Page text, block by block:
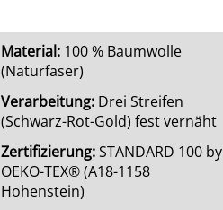
Material:100 % Baumwolle
(Naturfaser)
Verarbeitung:Drei Streifen
(Schwarz-Rot-Gold) fest vernäht
Zertifizierung:STANDARD 100 by
OEKO-TEX® (A18-1158
Hohenstein)